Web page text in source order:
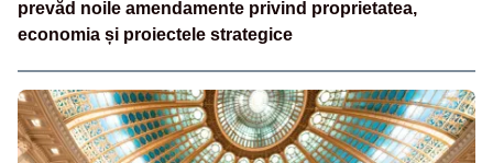
prevăd noile amendamente privind proprietatea,
economia și proiectele strategice